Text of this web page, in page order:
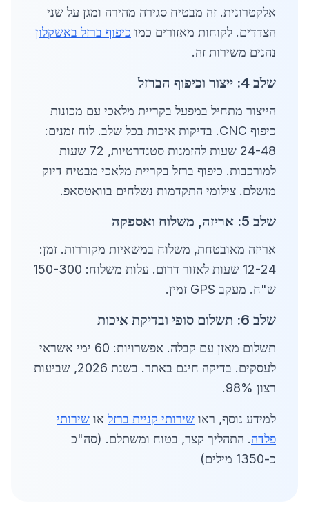
אלקטרונית. זה מבטיח סגירה מהירה ומגן על שני
הצדדים. לקוחות מאזורים כמו כיפוף ברזל באשקלון
נהנים משירות זה.
שלב 4: ייצור וכיפוף הברזל
הייצור מתחיל במפעל בקריית מלאכי עם מכונות
כיפוף CNC. בדיקות איכות בכל שלב. לוח זמנים:
24-48 שעות להזמנות סטנדרטיות, 72 שעות
למורכבות. כיפוף ברזל בקריית מלאכי מבטיח דיוק
מושלם. צילומי התקדמות נשלחים בוואטסאפ.
שלב 5: אריזה, משלוח ואספקה
אריזה מאובטחת, משלוח במשאיות מקוררות. זמן:
12-24 שעות לאזור דרום. עלות משלוח: 150-300
ש"ח. מעקב GPS זמין.
שלב 6: תשלום סופי ובדיקת איכות
תשלום מאזן עם קבלה. אפשרויות: 60 ימי אשראי
לעסקים. בדיקה חינם באתר. בשנת 2026, שביעות
רצון 98%.
למידע נוסף, ראו שירותי קניית ברזל או שירותי
פלדה. התהליך קצר, בטוח ומשתלם. (סה"כ
כ-1350 מילים)